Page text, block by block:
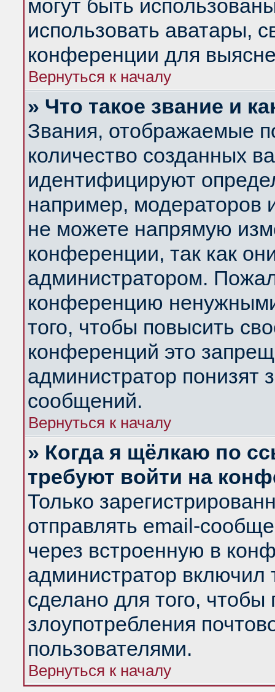
могут быть
использовать аватары,
конференции для
Вернуться к началу
» Что такое звание и
Звания, отображаемые
количество созданных
идентифицируют
например, модераторов
не можете напрямую
конференции, так как
администратором.
конференцию
того, чтобы повысить
конференций это
администратор понизят
сообщений.
Вернуться к началу
» Когда я щёлкаю по
требуют войти на
Только
отправлять email-
через встроенную в
администратор
сделано для того, чтобы
злоупотребления
пользователями.
Вернуться к началу